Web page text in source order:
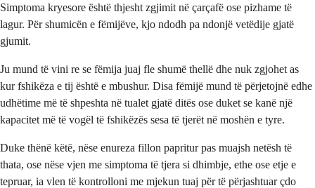
Simptoma kryesore është thjesht zgjimit në çarçafë ose pizhame të
lagur. Për shumicën e fëmijëve, kjo ndodh pa ndonjë vetëdije gjatë
gjumit.
Ju mund të vini re se fëmija juaj fle shumë thellë dhe nuk zgjohet as
kur fshikëza e tij është e mbushur. Disa fëmijë mund të përjetojnë edhe
udhëtime më të shpeshta në tualet gjatë ditës ose duket se kanë një
kapacitet më të vogël të fshikëzës sesa të tjerët në moshën e tyre.
Duke thënë këtë, nëse enureza fillon papritur pas muajsh netësh të
thata, ose nëse vjen me simptoma të tjera si dhimbje, ethe ose etje e
tepruar, ia vlen të kontrolloni me mjekun tuaj për të përjashtuar çdo